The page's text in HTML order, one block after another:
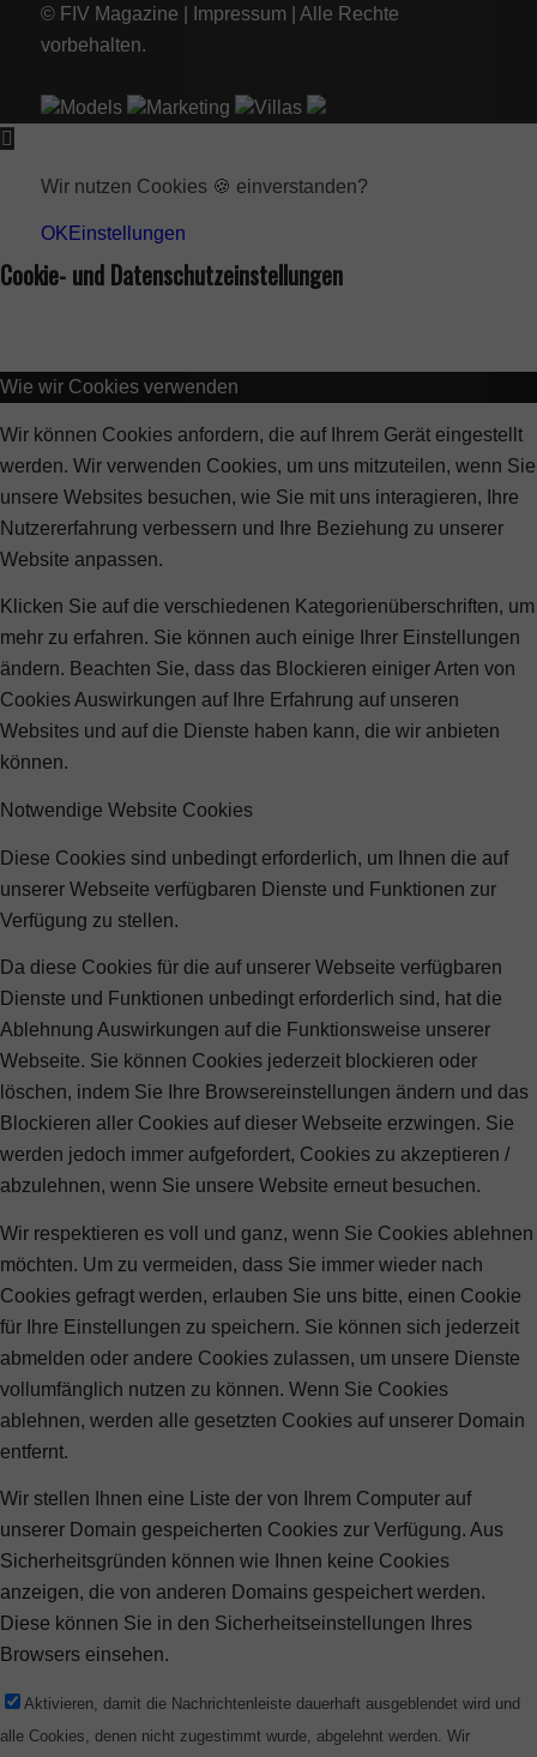
© FIV Magazine | Impressum | Alle Rechte
vorbehalten.
Models Marketing Villas
Wir nutzen Cookies 🍪 einverstanden?
OK Einstellungen
Cookie- und Datenschutzeinstellungen
Wie wir Cookies verwenden
Wir können Cookies anfordern, die auf Ihrem Gerät eingestellt
werden. Wir verwenden Cookies, um uns mitzuteilen, wenn Sie
unsere Websites besuchen, wie Sie mit uns interagieren, Ihre
Nutzererfahrung verbessern und Ihre Beziehung zu unserer
Website anpassen.
Klicken Sie auf die verschiedenen Kategorienüberschriften, um
mehr zu erfahren. Sie können auch einige Ihrer Einstellungen
ändern. Beachten Sie, dass das Blockieren einiger Arten von
Cookies Auswirkungen auf Ihre Erfahrung auf unseren
Websites und auf die Dienste haben kann, die wir anbieten
können.
Notwendige Website Cookies
Diese Cookies sind unbedingt erforderlich, um Ihnen die auf
unserer Webseite verfügbaren Dienste und Funktionen zur
Verfügung zu stellen.
Da diese Cookies für die auf unserer Webseite verfügbaren
Dienste und Funktionen unbedingt erforderlich sind, hat die
Ablehnung Auswirkungen auf die Funktionsweise unserer
Webseite. Sie können Cookies jederzeit blockieren oder
löschen, indem Sie Ihre Browsereinstellungen ändern und das
Blockieren aller Cookies auf dieser Webseite erzwingen. Sie
werden jedoch immer aufgefordert, Cookies zu akzeptieren /
abzulehnen, wenn Sie unsere Website erneut besuchen.
Wir respektieren es voll und ganz, wenn Sie Cookies ablehnen
möchten. Um zu vermeiden, dass Sie immer wieder nach
Cookies gefragt werden, erlauben Sie uns bitte, einen Cookie
für Ihre Einstellungen zu speichern. Sie können sich jederzeit
abmelden oder andere Cookies zulassen, um unsere Dienste
vollumfänglich nutzen zu können. Wenn Sie Cookies
ablehnen, werden alle gesetzten Cookies auf unserer Domain
entfernt.
Wir stellen Ihnen eine Liste der von Ihrem Computer auf
unserer Domain gespeicherten Cookies zur Verfügung. Aus
Sicherheitsgründen können wie Ihnen keine Cookies
anzeigen, die von anderen Domains gespeichert werden.
Diese können Sie in den Sicherheitseinstellungen Ihres
Browsers einsehen.
Aktivieren, damit die Nachrichtenleiste dauerhaft ausgeblendet wird und
alle Cookies, denen nicht zugestimmt wurde, abgelehnt werden. Wir